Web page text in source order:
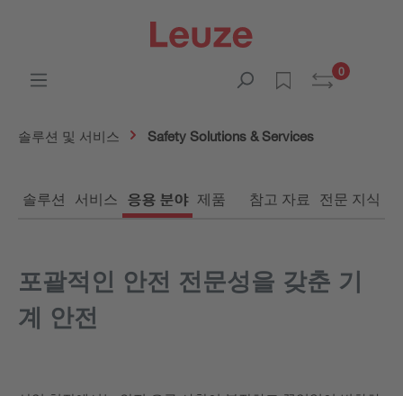
0
솔루션 및 서비스 Safety Solutions & Services
솔루션 서비스 응용 분야 제품 참고 자료 전문 지식
포괄적인 안전 전문성을 갖춘 기
계 안전